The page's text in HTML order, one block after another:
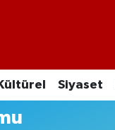
Kültürel Siyaset